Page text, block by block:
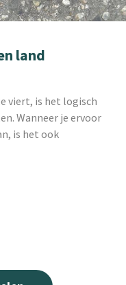
land
viert, is het logisch
Wanneer je ervoor
is het ook